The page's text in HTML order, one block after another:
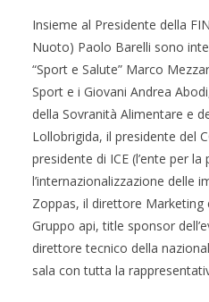
Insieme al Presidente della
Nuoto) Paolo Barelli sono
“Sport e Salute” Marco
Sport e i Giovani Andrea
della Sovranità Alimentare e
Lollobrigida, il presidente del
presidente di ICE (l’ente per
l’internazionalizzazione delle
Zoppas, il direttore Marketing
Gruppo api, title sponsor
direttore tecnico della
sala con tutta la